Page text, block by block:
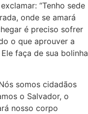
“Tenho sede
onde se amará
é preciso sofrer
o que aprouver a
faça de sua bolinha
somos cidadãos
o Salvador, o
nosso corpo